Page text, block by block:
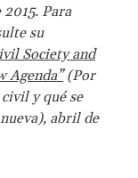
Para
su
Society and
Agenda”(Por
y qué se
abril de